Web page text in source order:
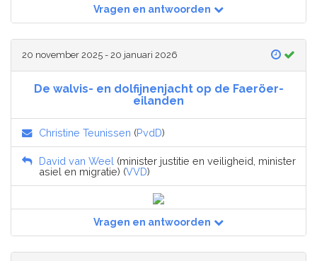
Vragen en antwoorden
20 november 2025 - 20 januari 2026
De walvis- en dolfijnenjacht op de Faeröer-
eilanden
Christine Teunissen (PvdD)
David van Weel (minister justitie en veiligheid, minister
asiel en migratie) (VVD)
Vragen en antwoorden